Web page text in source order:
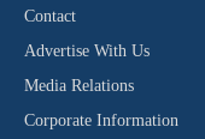
Contact
Advertise With Us
Media Relations
Corporate Information